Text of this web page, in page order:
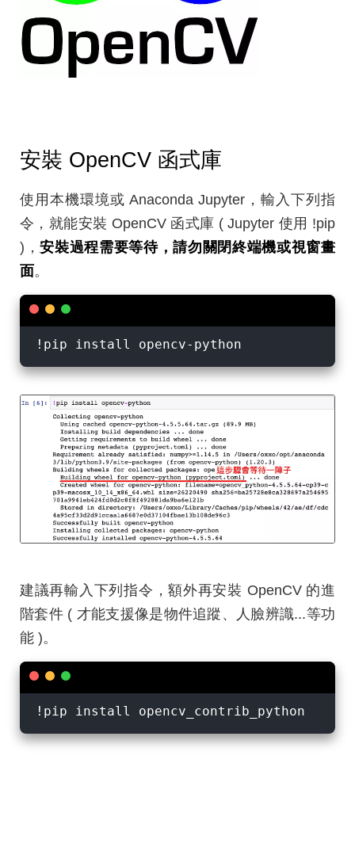
安裝 OpenCV 函式庫
使用本機環境或 Anaconda Jupyter，輸入下列指
令，就能安裝 OpenCV 函式庫 ( Jupyter 使用 !pip
)，安裝過程需要等待，請勿關閉終端機或視窗畫
面。
建議再輸入下列指令，額外再安裝 OpenCV 的進
階套件 ( 才能支援像是物件追蹤、人臉辨識...等功
能 )。